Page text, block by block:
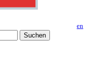
en
Suchen